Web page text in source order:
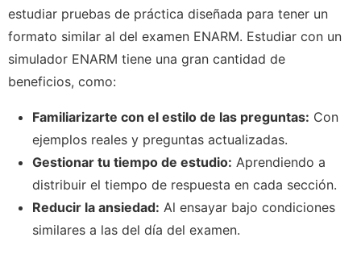
estudiar pruebas de práctica diseñada para tener un
formato similar al del examen ENARM. Estudiar con un
simulador ENARM tiene una gran cantidad de
beneficios, como:
Familiarizarte con el estilo de las preguntas: Con
ejemplos reales y preguntas actualizadas.
Gestionar tu tiempo de estudio: Aprendiendo a
distribuir el tiempo de respuesta en cada sección.
Reducir la ansiedad: Al ensayar bajo condiciones
similares a las del día del examen.